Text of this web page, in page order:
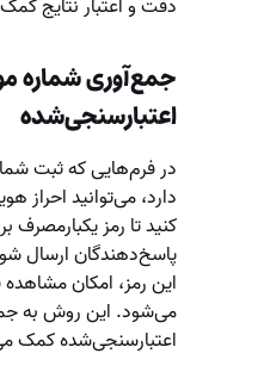
دقت و اعتبار نتایج
جمع‌آوری شماره
اعتبارسنجی‌شده
در فرم‌هایی که ثبت
دارد، می‌توانید احراز
کنید تا رمز یکبارمصرف
پاسخ‌دهندگان ارسال
این رمز، امکان
می‌شود. این روش به
اعتبارسنجی‌شده کمک